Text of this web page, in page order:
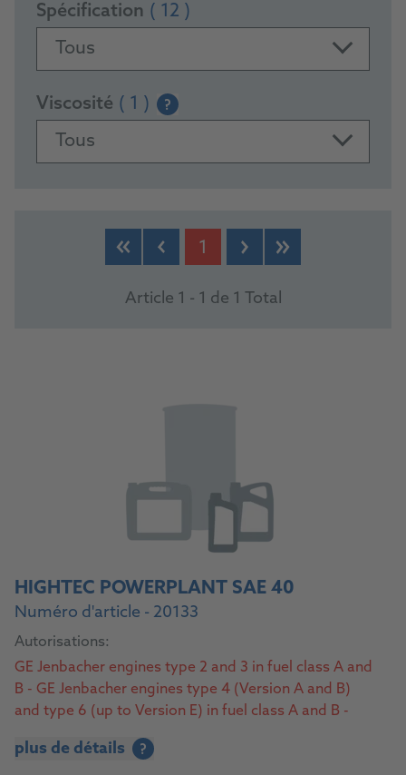
Spécification ( 12 )
Tous
Viscosité ( 1 ) ?
Tous
PRODUCTS
1
Article 1 - 1 de 1 Total
HIGHTEC POWERPLANT SAE 40
Numéro d'article - 20133
Autorisations:
GE Jenbacher engines type 2 and 3 in fuel class A and
B - GE Jenbacher engines type 4 (Version A and B)
and type 6 (up to Version E) in fuel class A and B -
plus de détails ?